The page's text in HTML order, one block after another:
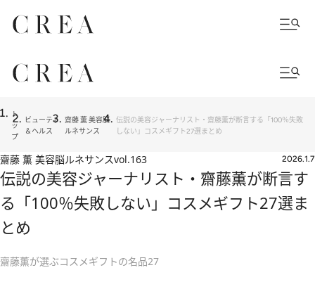
ト
ッ
プ
ビューティ
＆ヘルス
齋藤 薫 美容脳
ルネサンス
伝説の美容ジャーナリスト・齋藤薫が断言する「100％失敗
しない」コスメギフト27選まとめ
齋藤 薫 美容脳ルネサンスvol.163 2026.1.7
伝説の美容ジャーナリスト・齋藤薫が断言す
る「100％失敗しない」コスメギフト27選ま
とめ
齋藤薫が選ぶコスメギフトの名品27